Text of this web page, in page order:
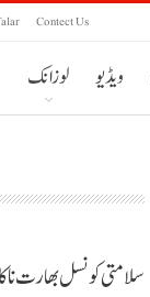
Contect Us
لوزانک ویڈیو
سلامتی کونسل بھارت نا